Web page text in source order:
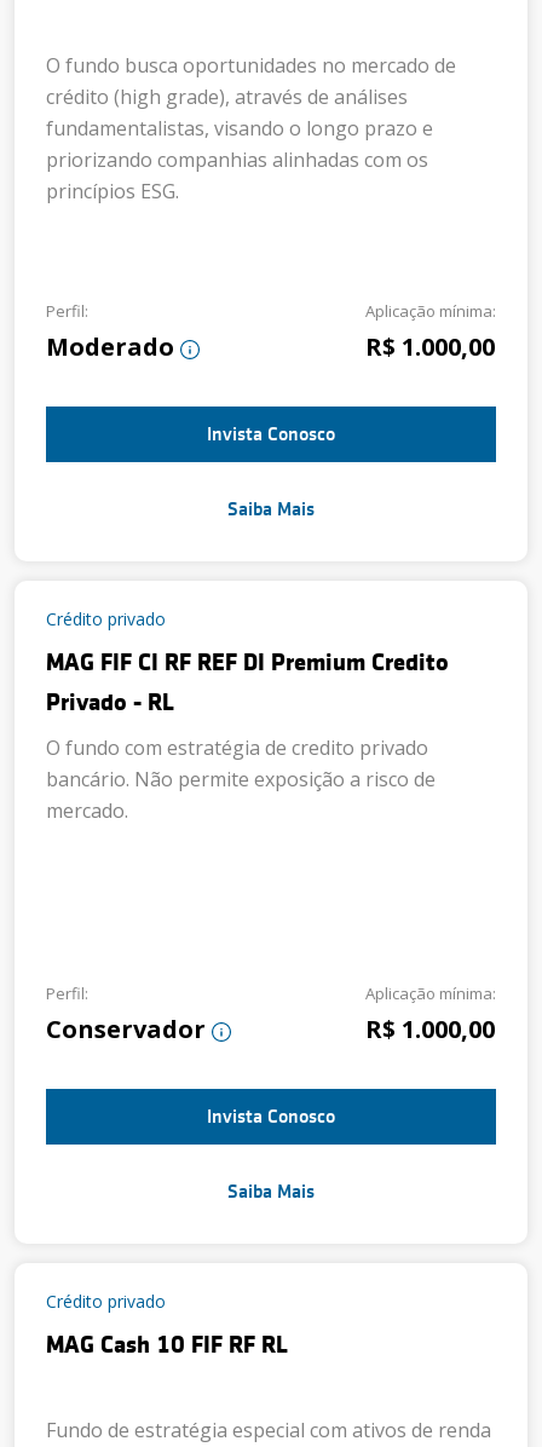
O fundo busca oportunidades no mercado de
crédito (high grade), através de análises
fundamentalistas, visando o longo prazo e
priorizando companhias alinhadas com os
princípios ESG.
Perfil:
Moderado
Aplicação mínima:
R$ 1.000,00
Invista Conosco
Saiba Mais
Crédito privado
MAG FIF CI RF REF DI Premium Credito
Privado - RL
O fundo com estratégia de credito privado
bancário. Não permite exposição a risco de
mercado.
Perfil:
Conservador
Aplicação mínima:
R$ 1.000,00
Invista Conosco
Saiba Mais
Crédito privado
MAG Cash 10 FIF RF RL
Fundo de estratégia especial com ativos de renda